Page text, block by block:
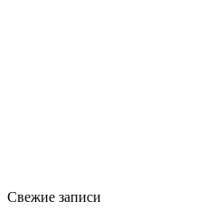
Свежие записи